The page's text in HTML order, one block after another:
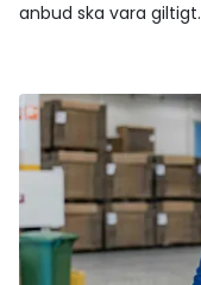
anbud ska vara giltigt.